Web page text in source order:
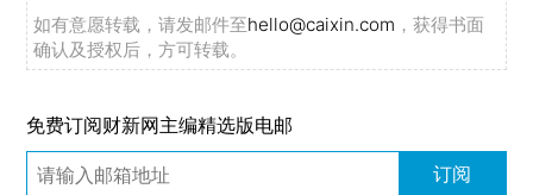
如有意愿转载，请发邮件至hello@caixin.com ，获得书面
确认及授权后，方可转载。
免费订阅财新网主编精选版电邮
订阅